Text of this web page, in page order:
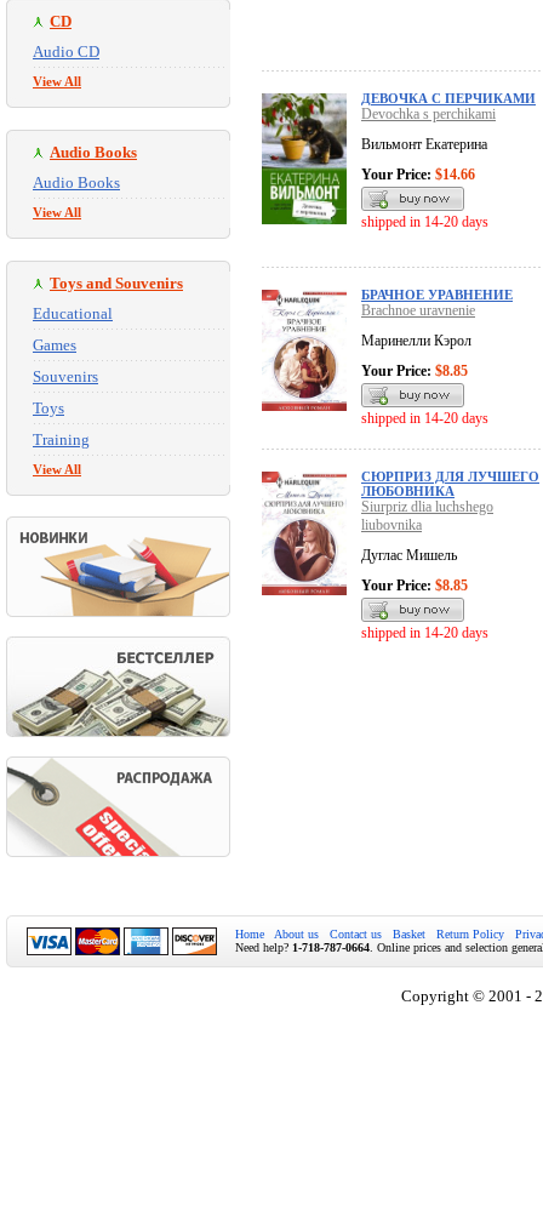
CD
Audio CD
View All
Audio Books
Audio Books
View All
Toys and Souvenirs
Educational
Games
Souvenirs
Toys
Training
View All
ДЕВОЧКА С ПЕРЧИКАМИ
Devochka s perchikami
Вильмонт Екатерина
Your Price: $14.66
shipped in 14-20 days
БРАЧНОЕ УРАВНЕНИЕ
Brachnoe uravnenie
Маринелли Кэрол
Your Price: $8.85
shipped in 14-20 days
СЮРПРИЗ ДЛЯ ЛУЧШЕГО
ЛЮБОВНИКА
Siurpriz dlia luchshego
liubovnika
Дуглас Мишель
Your Price: $8.85
shipped in 14-20 days
Home About us Contact us Basket Return Policy
Need help? 1-718-787-0664 . Online prices and selection
Copyright © 2001 -